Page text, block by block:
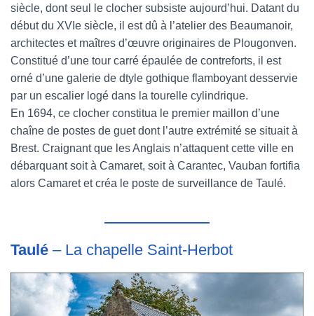
siècle, dont seul le clocher subsiste aujourd’hui. Datant du
début du XVIe siècle, il est dû à l’atelier des Beaumanoir,
architectes et maîtres d’œuvre originaires de Plougonven.
Constitué d’une tour carré épaulée de contreforts, il est
orné d’une galerie de dtyle gothique flamboyant desservie
par un escalier logé dans la tourelle cylindrique.
En 1694, ce clocher constitua le premier maillon d’une
chaîne de postes de guet dont l’autre extrémité se situait à
Brest. Craignant que les Anglais n’attaquent cette ville en
débarquant soit à Camaret, soit à Carantec, Vauban fortifia
alors Camaret et créa le poste de surveillance de Taulé.
Taulé – La chapelle Saint-Herbot